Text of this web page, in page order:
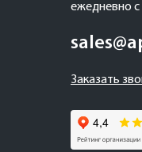
ежедневно с
Заказать